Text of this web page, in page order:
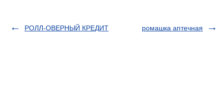
РОЛЛ-ОВЕРНЫЙ КРЕДИТ ромашка аптечная